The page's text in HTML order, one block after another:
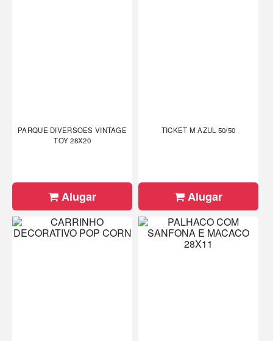
PARQUE DIVERSOES VINTAGE
TOY 28X20
Alugar
TICKET M AZUL 50/50
Alugar